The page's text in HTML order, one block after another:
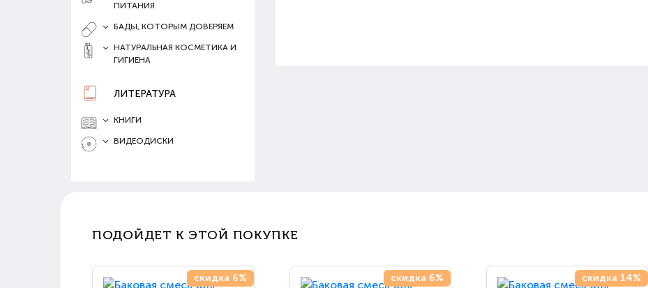
ПИТАНИЯ
БАДЫ, КОТОРЫМ ДОВЕРЯЕМ
НАТУРАЛЬНАЯ КОСМЕТИКА И
ГИГИЕНА
ЛИТЕРАТУРА
КНИГИ
ВИДЕОДИСКИ
ПОДОЙДЕТ К ЭТОЙ ПОКУПКЕ
скидка 6% скидка 6% скидка 14%